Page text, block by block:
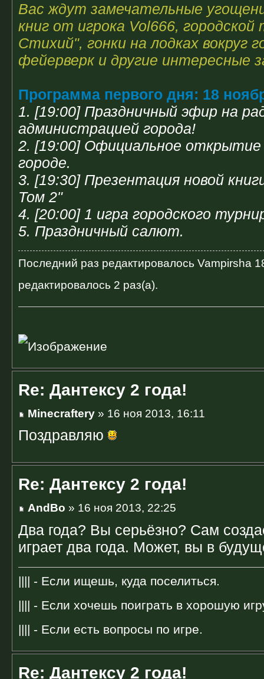
Вас ждут замечательные
книг от игрока Vol666,
Стихий", гонки на лодках вокруг
фейерверк и другие интересные
Программа первого дня: 18
1. [19:00] Праздничный эфир на
администрацией города!
2. [19:00] Официальное открытие
городе.
3. [19:30] Презентация новой
Том 2"
4. [20:00] 1 игра городского
5. Праздничный салют.
Последний раз редактировалось Vampirsha
редактировалось 2 раз(а).
Re: Дантексу 2 года!
Minecraftery » 16 ноя 2013, 16:11
Поздравляю
Re: Дантексу 2 года!
AndBo » 16 ноя 2013, 22:25
Два года? Вы серьёзно? Сам
играет два года. Может, вы в
|||| - Если ищешь, куда поселиться.
|||| - Если хочешь поиграть в хорошую
|||| - Если есть вопросы по игре.
Re: Дантексу 2 года!